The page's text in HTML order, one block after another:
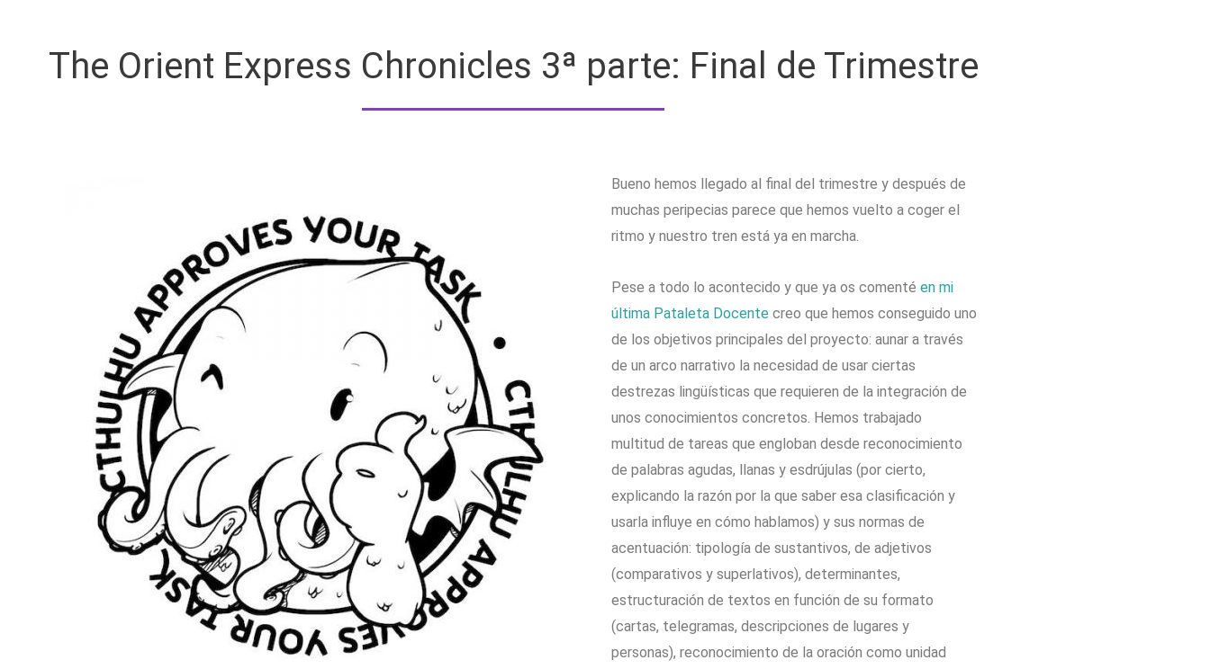
The Orient Express Chronicles 3ª parte: Final de Trimestre
Bueno hemos llegado al final del trimestre y después de
muchas peripecias parece que hemos vuelto a coger el
ritmo y nuestro tren está ya en marcha.
Pese a todo lo acontecido y que ya os comenté en mi
última Pataleta Docentecreo que hemos conseguido uno
de los objetivos principales del proyecto: aunar a través
de un arco narrativo la necesidad de usar ciertas
destrezas lingüísticas que requieren de la integración de
unos conocimientos concretos. Hemos trabajado
multitud de tareas que engloban desde reconocimiento
de palabras agudas, llanas y esdrújulas (por cierto,
explicando la razón por la que saber esa clasificación y
usarla influye en cómo hablamos) y sus normas de
acentuación: tipología de sustantivos, de adjetivos
(comparativos y superlativos), determinantes,
estructuración de textos en función de su formato
(cartas, telegramas, descripciones de lugares y
personas), reconocimiento de la oración como unidad